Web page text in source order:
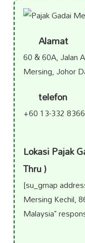
Alamat
60 & 60A, Jalan
Mersing, Johor
telefon
+60 13-332 8366
Lokasi Pajak
Thru )
[su_gmap
Mersing Kechil,
Malaysia"